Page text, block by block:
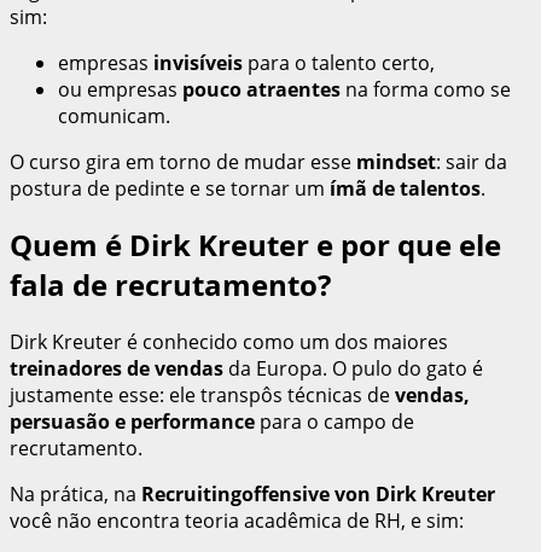
sim:
empresas invisíveis para o talento certo,
ou empresas pouco atraentes na forma como se
comunicam.
O curso gira em torno de mudar esse mindset: sair da
postura de pedinte e se tornar um ímã de talentos.
Quem é Dirk Kreuter e por que ele
fala de recrutamento?
Dirk Kreuter é conhecido como um dos maiores
treinadores de vendas da Europa. O pulo do gato é
justamente esse: ele transpôs técnicas devendas,
persuasão e performance para o campo de
recrutamento.
Na prática, na Recruitingoffensive von Dirk Kreuter
você não encontra teoria acadêmica de RH, e sim: